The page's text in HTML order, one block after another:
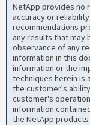
NetApp provides no
accuracy or
recommendations
any results that may
observance of any
information in this
information or the
techniques herein is
the customer's
customer's
information
the NetApp